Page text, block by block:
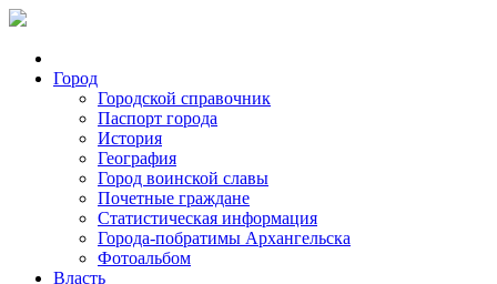
Город
Городской справочник
Паспорт города
История
География
Город воинской славы
Почетные граждане
Статистическая информация
Города-побратимы Архангельска
Фотоальбом
Власть